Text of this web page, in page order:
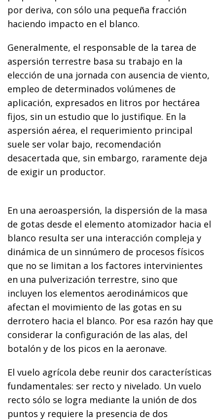
por deriva, con sólo una pequeña fracción
haciendo impacto en el blanco.
Generalmente, el responsable de la tarea de
aspersión terrestre basa su trabajo en la
elección de una jornada con ausencia de viento,
empleo de determinados volúmenes de
aplicación, expresados en litros por hectárea
fijos, sin un estudio que lo justifique. En la
aspersión aérea, el requerimiento principal
suele ser volar bajo, recomendación
desacertada que, sin embargo, raramente deja
de exigir un productor.
En una aeroaspersión, la dispersión de la masa
de gotas desde el elemento atomizador hacia el
blanco resulta ser una interacción compleja y
dinámica de un sinnúmero de procesos físicos
que no se limitan a los factores intervinientes
en una pulverización terrestre, sino que
incluyen los elementos aerodinámicos que
afectan el movimiento de las gotas en su
derrotero hacia el blanco. Por esa razón hay que
considerar la configuración de las alas, del
botalón y de los picos en la aeronave.
El vuelo agrícola debe reunir dos características
fundamentales: ser recto y nivelado. Un vuelo
recto sólo se logra mediante la unión de dos
puntos y requiere la presencia de dos